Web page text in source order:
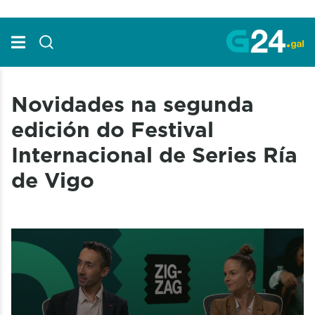
Novidades na segunda
edición do Festival
Internacional de Series Ría
de Vigo